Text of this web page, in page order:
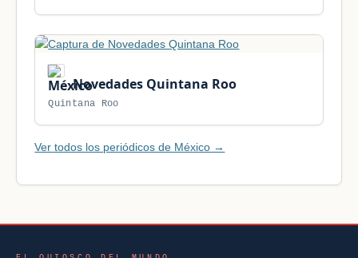
Novedades Quintana Roo
Quintana Roo
Ver todos los periódicos de México →